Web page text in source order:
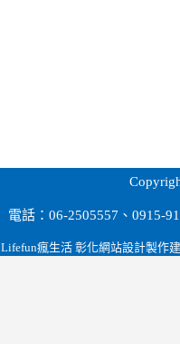
電話：06-2505557、0915-
Lifefun瘋生活 彰化網站設計製作